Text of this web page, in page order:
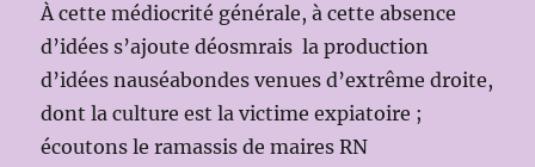
À cette médiocrité générale, à cette absence
d’idées s’ajoute déosmrais la production
d’idées nauséabondes venues d’extrême droite,
dont la culture est la victime expiatoire ;
écoutons le ramassis de maires RN